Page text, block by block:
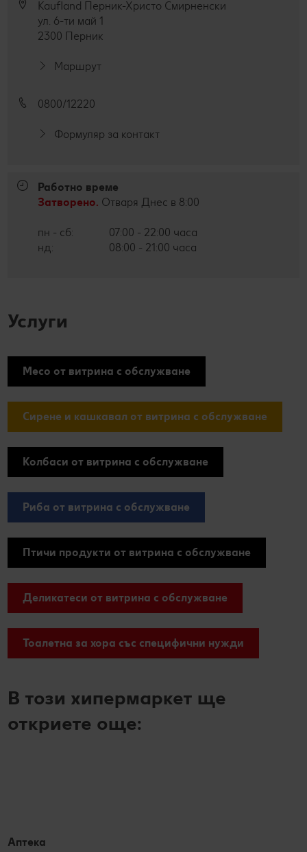
Лексикон на свежестта
Услуги
Съвети от кухнята
Kaufland Перник-Христо Смирненски
ул. 6-ти май 1
2300 Перник
Маршрут
0800/12220
Формуляр за контакт
Работно време
Затворено. Отваря Днес в 8:00
пн - сб:
07:00 - 22:00 часа
нд:
08:00 - 21:00 часа
Услуги
Месо от витрина с обслужване
Сирене и кашкавал от витрина с обслужване
Колбаси от витрина с обслужване
Риба от витрина с обслужване
Птичи продукти от витрина с обслужване
Деликатеси от витрина с обслужване
Тоалетна за хора със специфични нужди
В този хипермаркет ще
откриете още:
Аптека